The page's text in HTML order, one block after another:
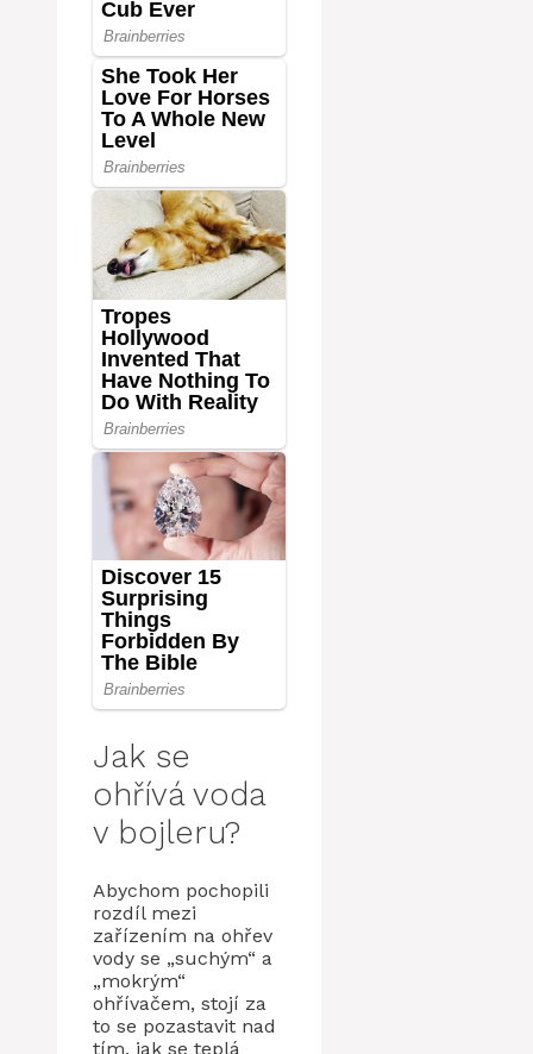
Jak se
ohřívá voda
v bojleru?
Abychom pochopili
rozdíl mezi
zařízením na ohřev
vody se „suchým“ a
„mokrým“
ohřívačem, stojí za
to se pozastavit nad
tím, jak se teplá